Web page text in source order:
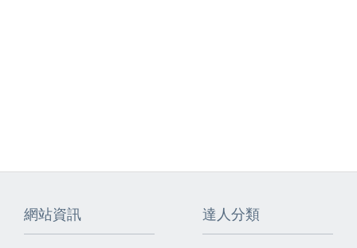
網站資訊 達人分類